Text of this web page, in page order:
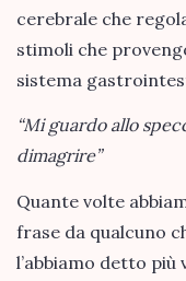
cerebrale che
stimoli che
sistema
“Mi guardo allo
dimagrire”
Quante volte
frase da qualcuno
l’abbiamo detto